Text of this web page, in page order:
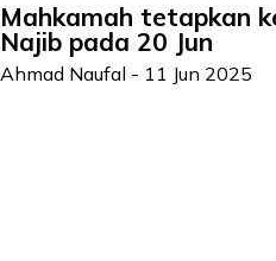
Mahkamah tetapkan
Najib pada 20 Jun
Ahmad Naufal - 11 Jun 2025